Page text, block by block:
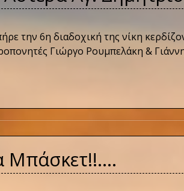
την 6η διαδοχική της νίκη
Γιώργο Ρουμπελάκη &
Μπάσκετ!!….